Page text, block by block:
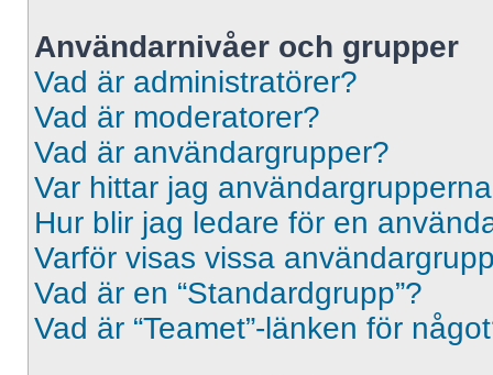
Användarnivåer och grupper
Vad är administratörer?
Vad är moderatorer?
Vad är användargrupper?
Var hittar jag
Hur blir jag ledare för en
Varför visas vissa
Vad är en “Standardgrupp”?
Vad är “Teamet”-länken för